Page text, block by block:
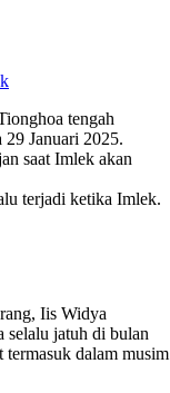
tengah
Januari 2025.
saat Imlek akan
terjadi ketika Imlek.
Iis Widya
selalu jatuh di bulan
termasuk dalam musim